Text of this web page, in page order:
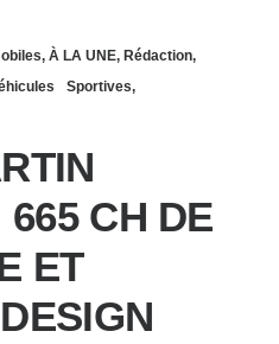
, À LA UNE, Rédaction,
Sportives,
CH DE
ET